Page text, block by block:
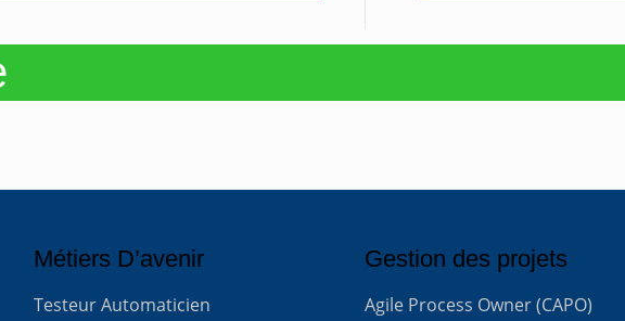
Métiers D’avenir
Testeur Automaticien
Gestion des projets
Agile Process Owner (CAPO)